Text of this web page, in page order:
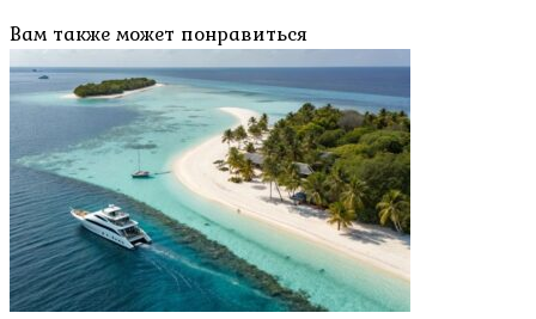
Вам также может понравиться